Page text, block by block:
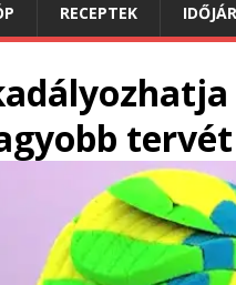
RECEPTEK
tervét